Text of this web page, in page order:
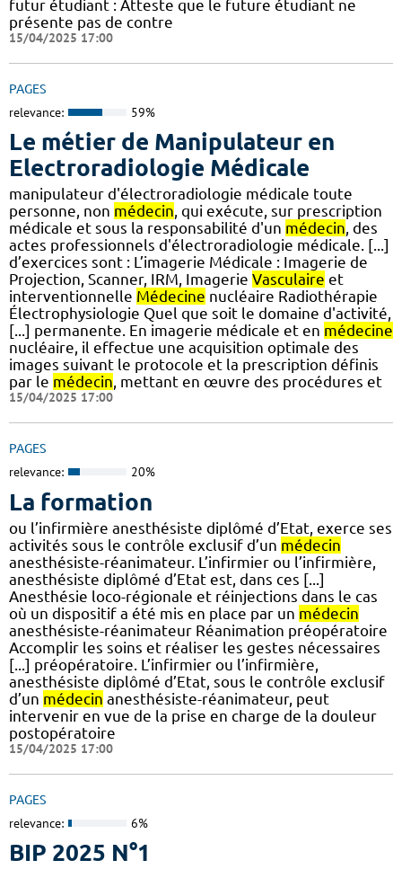
futur étudiant : Atteste que le future étudiant ne
présente pas de contre
15/04/2025 17:00
PAGES
relevance: 59%
Le métier de Manipulateur en
Electroradiologie Médicale
manipulateur d'électroradiologie médicale toute
personne, non médecin, qui exécute, sur prescription
médicale et sous la responsabilité d'un médecin, des
actes professionnels d'électroradiologie médicale. [...]
d’exercices sont : L’imagerie Médicale : Imagerie de
Projection, Scanner, IRM, Imagerie Vasculaire et
interventionnelle Médecine nucléaire Radiothérapie
Électrophysiologie Quel que soit le domaine d'activité,
[...] permanente. En imagerie médicale et en médecine
nucléaire, il effectue une acquisition optimale des
images suivant le protocole et la prescription définis
par le médecin, mettant en œuvre des procédures et
15/04/2025 17:00
PAGES
relevance: 20%
La formation
ou l’infirmière anesthésiste diplômé d’Etat, exerce ses
activités sous le contrôle exclusif d’un médecin
anesthésiste-réanimateur. L’infirmier ou l’infirmière,
anesthésiste diplômé d’Etat est, dans ces [...]
Anesthésie loco-régionale et réinjections dans le cas
où un dispositif a été mis en place par un médecin
anesthésiste-réanimateur Réanimation préopératoire
Accomplir les soins et réaliser les gestes nécessaires
[...] préopératoire. L’infirmier ou l’infirmière,
anesthésiste diplômé d’Etat, sous le contrôle exclusif
d’un médecin anesthésiste-réanimateur, peut
intervenir en vue de la prise en charge de la douleur
postopératoire
15/04/2025 17:00
PAGES
relevance: 6%
BIP 2025 N°1